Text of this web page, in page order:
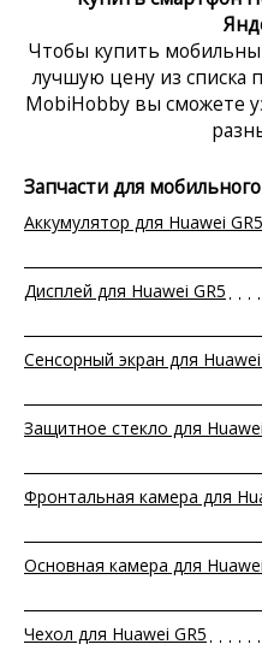
Чтобы купить
лучшую цену из списка
MobiHobby вы сможете
Запчасти для
Аккумулятор для Huawei GR5
Дисплей для Huawei GR5
Сенсорный экран для Huawei
Защитное стекло для
Фронтальная камера для
Основная камера для
Чехол для Huawei GR5